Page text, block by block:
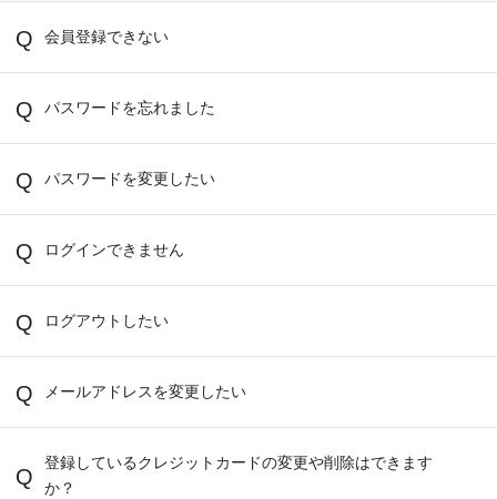
会員登録できない
パスワードを忘れました
パスワードを変更したい
ログインできません
ログアウトしたい
メールアドレスを変更したい
登録しているクレジットカードの変更や削除はできます
か？